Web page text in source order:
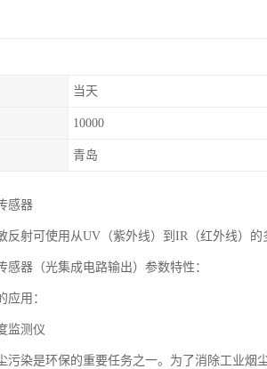
当天
10000
青岛
感器
反射可使用从UV（紫外线）到IR（红外线）的
感器（光集成电路输出）参数特性：
应用：
监测仪
污染是环保的重要任务之一。为了消除工业